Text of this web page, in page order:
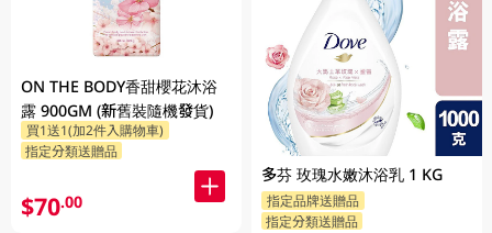
ON THE BODY香甜櫻花沐浴
露 900GM (新舊裝隨機發貨)
買1送1(加2件入購物車)
指定分類送贈品
$70.00
多芬 玫瑰水嫩沐浴乳 1 KG
指定品牌送贈品
指定分類送贈品